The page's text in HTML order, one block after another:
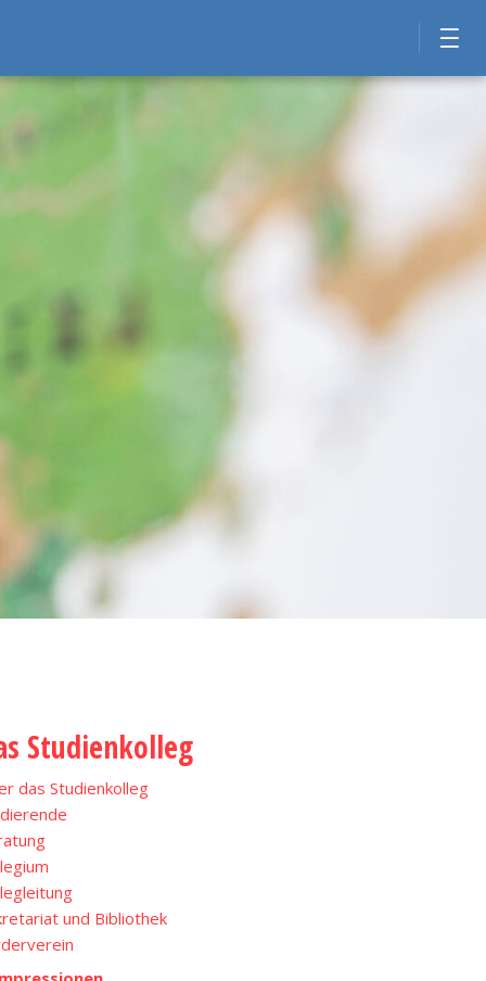
Studienkolleg
das Studienkolleg
und Bibliothek